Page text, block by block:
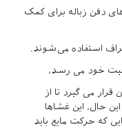
دفن زباله برای کمک
استفاده می‌شوند.
خود می رسد،
می گیرد تا از
حال، این غشاها
که حرکت مایع باید